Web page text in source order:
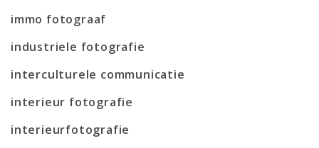
immo fotograaf
industriele fotografie
interculturele communicatie
interieur fotografie
interieurfotografie